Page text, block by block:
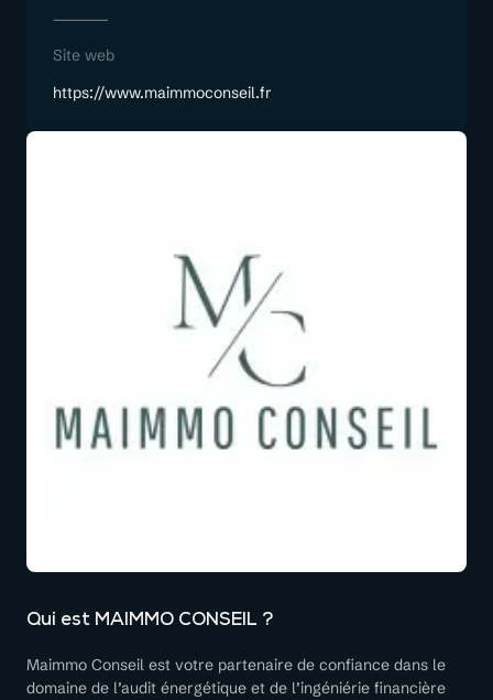
Site web
https://www.maimmoconseil.fr
Qui est MAIMMO CONSEIL ?
Maimmo Conseil est votre partenaire de confiance dans le
domaine de l’audit énergétique et de l’ingéniérie financière